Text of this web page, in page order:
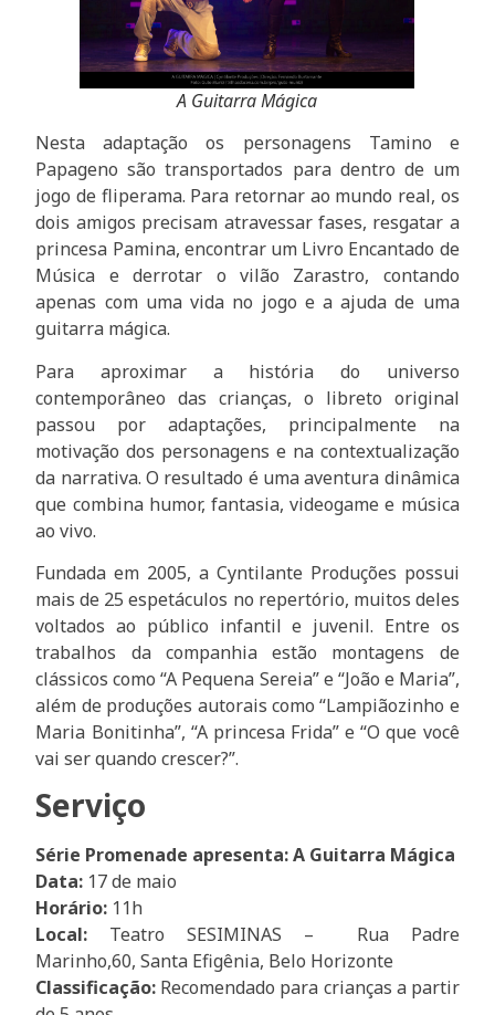
A Guitarra Mágica
Nesta adaptação os personagens Tamino e
Papageno são transportados para dentro de um
jogo de fliperama. Para retornar ao mundo real, os
dois amigos precisam atravessar fases, resgatar a
princesa Pamina, encontrar um Livro Encantado de
Música e derrotar o vilão Zarastro, contando
apenas com uma vida no jogo e a ajuda de uma
guitarra mágica.
Para aproximar a história do universo
contemporâneo das crianças, o libreto original
passou por adaptações, principalmente na
motivação dos personagens e na contextualização
da narrativa. O resultado é uma aventura dinâmica
que combina humor, fantasia, videogame e música
ao vivo.
Fundada em 2005, a Cyntilante Produções possui
mais de 25 espetáculos no repertório, muitos deles
voltados ao público infantil e juvenil. Entre os
trabalhos da companhia estão montagens de
clássicos como “A Pequena Sereia” e “João e Maria”,
além de produções autorais como “Lampiãozinho e
Maria Bonitinha”, “A princesa Frida” e “O que você
vai ser quando crescer?”.
Serviço
Série Promenade apresenta: A Guitarra Mágica
Data: 17 de maio
Horário: 11h
Local: Teatro SESIMINAS – Rua Padre
Marinho,60, Santa Efigênia, Belo Horizonte
Classificação: Recomendado para crianças a partir